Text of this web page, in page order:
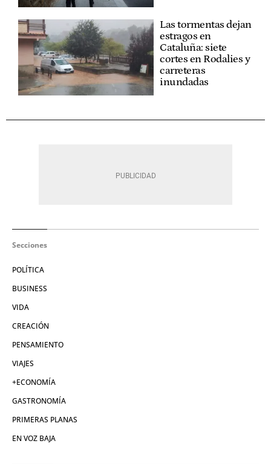
Las tormentas dejan
estragos en
Cataluña: siete
cortes en Rodalies y
carreteras
inundadas
Secciones
POLÍTICA
BUSINESS
VIDA
CREACIÓN
PENSAMIENTO
VIAJES
+ECONOMÍA
GASTRONOMÍA
PRIMERAS PLANAS
EN VOZ BAJA